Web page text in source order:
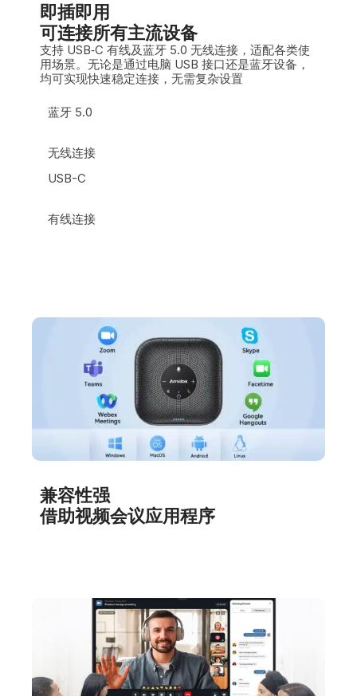
即插即用
可连接所有主流设备
支持 USB‑C 有线及蓝牙 5.0 无线连接，适配各类使
用场景。无论是通过电脑 USB 接口还是蓝牙设备，
均可实现快速稳定连接，无需复杂设置
蓝牙 5.0
无线连接
USB-C
有线连接
兼容性强
借助视频会议应用程序